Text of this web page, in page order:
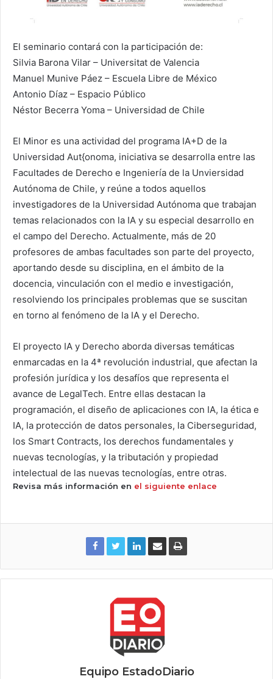
El seminario contará con la participación de:
Silvia Barona Vilar – Universitat de Valencia
Manuel Munive Páez – Escuela Libre de México
Antonio Díaz – Espacio Público
Néstor Becerra Yoma – Universidad de Chile
El Minor es una actividad del programa IA+D de la
Universidad Aut{onoma, iniciativa se desarrolla entre las
Facultades de Derecho e Ingeniería de la Unviersidad
Autónoma de Chile, y reúne a todos aquellos
investigadores de la Universidad Autónoma que trabajan
temas relacionados con la IA y su especial desarrollo en
el campo del Derecho. Actualmente, más de 20
profesores de ambas facultades son parte del proyecto,
aportando desde su disciplina, en el ámbito de la
docencia, vinculación con el medio e investigación,
resolviendo los principales problemas que se suscitan
en torno al fenómeno de la IA y el Derecho.
El proyecto IA y Derecho aborda diversas temáticas
enmarcadas en la 4ª revolución industrial, que afectan la
profesión jurídica y los desafíos que representa el
avance de LegalTech. Entre ellas destacan la
programación, el diseño de aplicaciones con IA, la ética e
IA, la protección de datos personales, la Ciberseguridad,
los Smart Contracts, los derechos fundamentales y
nuevas tecnologías, y la tributación y propiedad
intelectual de las nuevas tecnologías, entre otras.
Revisa más información en el siguiente enlace
Equipo EstadoDiario